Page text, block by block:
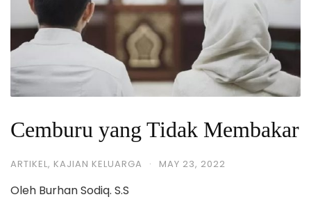
Cemburu yang Tidak Membakar
ARTIKEL, KAJIAN KELUARGA · MAY 23, 2022
Oleh Burhan Sodiq. S.S